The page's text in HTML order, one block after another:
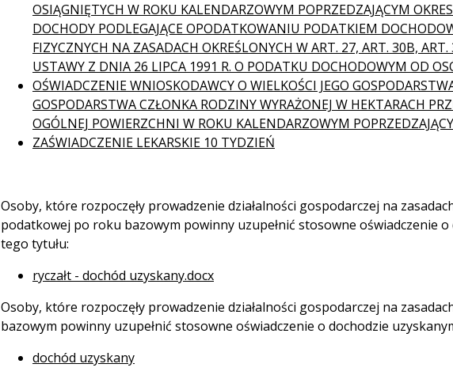
OSIĄGNIĘTYCH W ROKU KALENDARZOWYM POPRZEDZAJĄCYM
DOCHODY PODLEGAJĄCE OPODATKOWANIU PODATKIEM
FIZYCZNYCH NA ZASADACH OKREŚLONYCH W ART. 27, ART. 30B,
USTAWY Z DNIA 26 LIPCA 1991 R. O PODATKU DOCHODOWYM OD
OŚWIADCZENIE WNIOSKODAWCY O WIELKOŚCI JEGO
GOSPODARSTWA CZŁONKA RODZINY WYRAŻONEJ W HEKTARACH
OGÓLNEJ POWIERZCHNI W ROKU KALENDARZOWYM
ZAŚWIADCZENIE LEKARSKIE 10 TYDZIEŃ
Osoby, które rozpoczęły prowadzenie działalności gospodarczej na
podatkowej po roku bazowym powinny uzupełnić stosowne oświadczenie o
tego tytułu:
ryczałt - dochód uzyskany.docx
Osoby, które rozpoczęły prowadzenie działalności gospodarczej na
bazowym powinny uzupełnić stosowne oświadczenie o dochodzie
dochód uzyskany